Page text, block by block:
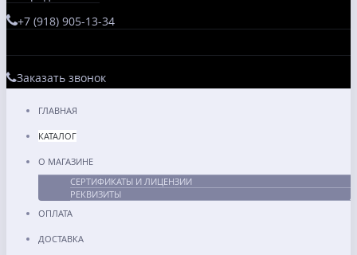
+7 (918) 905-13-34
Заказать звонок
ГЛАВНАЯ
КАТАЛОГ
О МАГАЗИНЕ
СЕРТИФИКАТЫ И ЛИЦЕНЗИИ
РЕКВИЗИТЫ
ОПЛАТА
ДОСТАВКА